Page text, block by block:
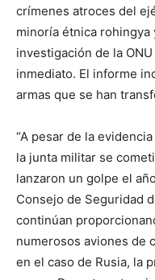
crímenes atroces del
minoría étnica rohingya
investigación de la
inmediato. El informe
armas que se han
“A pesar de la
la junta militar se
lanzaron un golpe el
Consejo de Seguridad
continúan
numerosos aviones de
en el caso de Rusia, la